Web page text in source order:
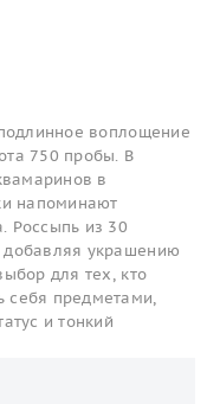
воплощение
750 пробы. В
в
напоминают
Россыпь из 30
добавляя украшению
для тех, кто
себя предметами,
и тонкий